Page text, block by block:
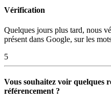
Vérification
Quelques jours plus tard, nous
présent dans Google, sur les
5
Vous souhaitez voir quelques
référencement ?